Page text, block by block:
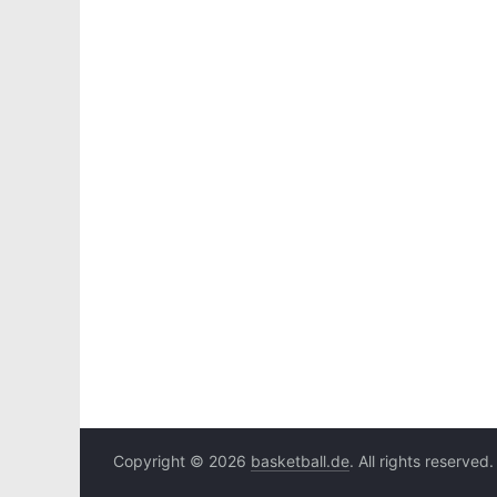
Copyright © 2026 basketball.de. All rights reserved.